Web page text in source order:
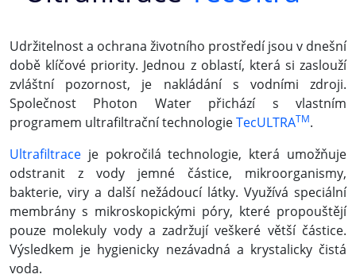
Udržitelnost a ochrana životního prostředí jsou v dnešní
době klíčové priority. Jednou z oblastí, která si zaslouží
zvláštní pozornost, je nakládání s vodními zdroji.
Společnost Photon Water přichází s vlastním
programem ultrafiltrační technologieTecULTRATM.
Ultrafiltrace je pokročilá technologie, která umožňuje
odstranit z vody jemné částice, mikroorganismy,
bakterie, viry a další nežádoucí látky. Využívá speciální
membrány s mikroskopickými póry, které propouštějí
pouze molekuly vody a zadržují veškeré větší částice.
Výsledkem je hygienicky nezávadná a krystalicky čistá
voda.